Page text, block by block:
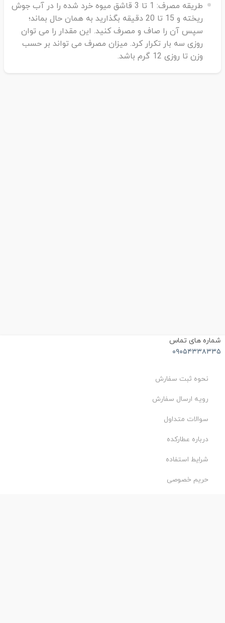
استفاده از میوه‌نسترن (R. canina hips) در قرون وسطی
رواج داشت و زمانی میان عامه مردم برای بیماری های قفسه
سینه مصرف می شد؛ میوه این گل که به آن میوه گل سرخ یا
رز نیز گفته می شود، منبع طبیعی ویتامین ث است که موجب
طریقه مصرف:
1 تا 3 قاشق میوه خرد شده را در آب جوش
ریخته و 15 تا 20 دقیقه بگذارید به همان حال بماند؛
سپس آن را صاف و مصرف کنید. این مقدار را می توان
روزی سه بار تکرار کرد. میزان مصرف می تواند بر حسب
وزن تا روزی 12 گرم باشد.
های تماس
نحوه ثبت سفارش
رویه ارسال سفارش
سوالات متداول
درباره عطارکده
شرایط استفاده
حریم خصوصی